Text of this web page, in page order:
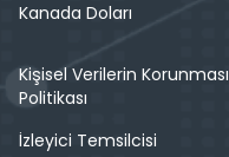
Kanada Doları
Kişisel Verilerin Korunması
Politikası
İzleyici Temsilcisi